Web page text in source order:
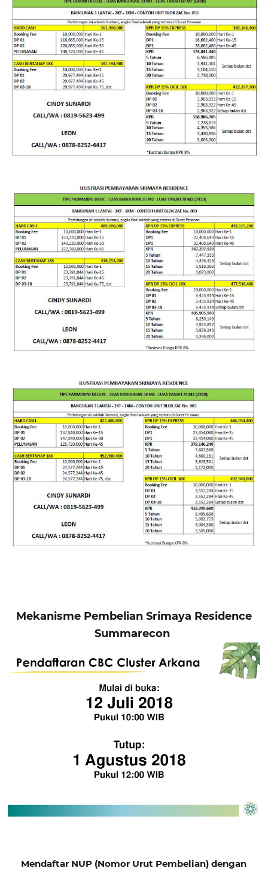
Mekanisme Pembelian Srimaya Residence
Summarecon
Mendaftar NUP (Nomor Urut Pembelian) dengan